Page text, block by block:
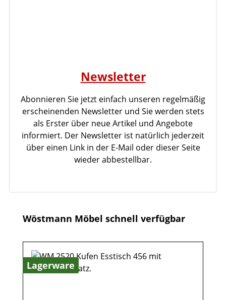
Newsletter
Abonnieren Sie jetzt einfach unseren regelmäßig
erscheinenden Newsletter und Sie werden stets
als Erster über neue Artikel und Angebote
informiert. Der Newsletter ist natürlich jederzeit
über einen Link in der E-Mail oder dieser Seite
wieder abbestellbar.
Produktgalerie überspringen
Wöstmann Möbel schnell verfügbar
Lagerware